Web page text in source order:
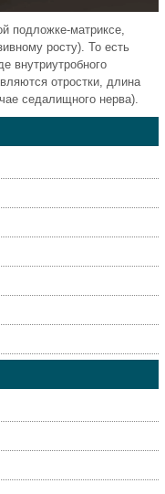
подложке-матриксе,
росту). То есть
внутриутробного
отростки, длина
седалищного нерва).